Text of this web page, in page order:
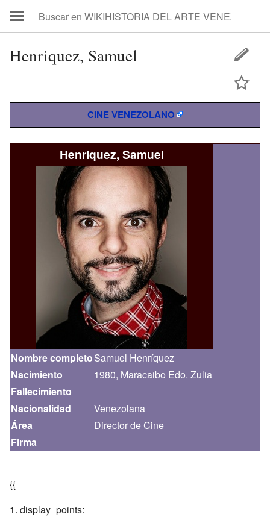
Henriquez, Samuel
CINE VENEZOLANO
Henriquez, Samuel
Nombre completoSamuel Henríquez
Nacimiento
1980, Maracaibo Edo. Zulia
Fallecimiento
Nacionalidad
Venezolana
Área
Director de Cine
Firma
{{
display_points: